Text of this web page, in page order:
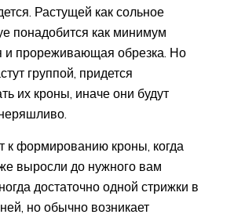
Растущей как сольное
понадобится как минимум
и прореживающая обрезка. Но
группой, придется
их кроны, иначе они будут
к формированию кроны, когда
выросли до нужного вам
достаточно одной стрижки в
но обычно возникает